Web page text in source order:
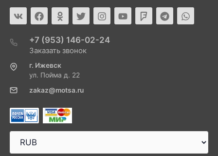
+7 (953) 146-02-24
Заказать звонок
г. Ижевск
ул. Пойма д. 22
zakaz@motsa.ru